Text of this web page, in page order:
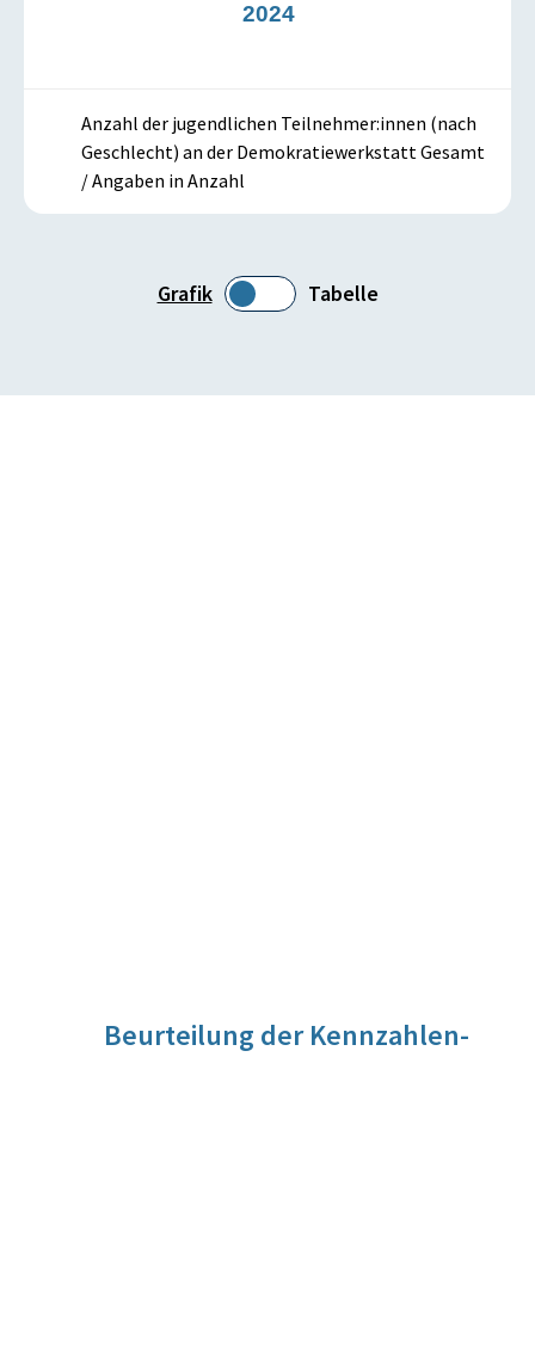
Grafik Tabelle
2024
Anzahl der jugendlichen Teilnehmer:innen (nach
Geschlecht) an der Demokratiewerkstatt Gesamt
/ Angaben in Anzahl
Beurteilung der Kennzahlen-